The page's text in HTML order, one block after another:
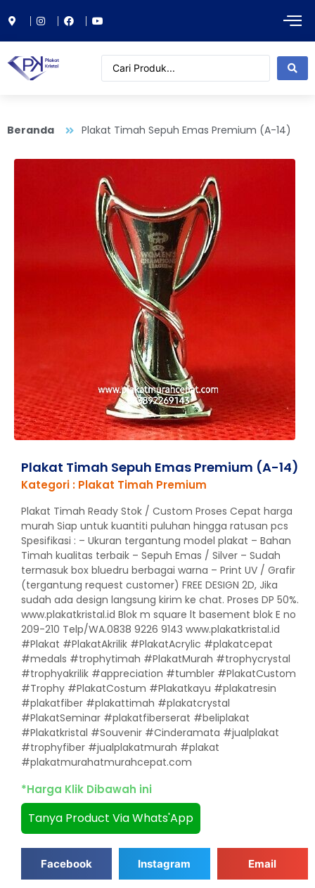
Beranda Plakat Timah Sepuh Emas Premium (A-14)
Plakat Timah Sepuh Emas Premium (A-14)
Kategori : Plakat Timah Premium
Plakat Timah Ready Stok / Custom Proses Cepat harga
murah Siap untuk kuantiti puluhan hingga ratusan pcs
Spesifikasi : – Ukuran tergantung model plakat – Bahan
Timah kualitas terbaik – Sepuh Emas / Silver – Sudah
termasuk box bluedru berbagai warna – Print UV / Grafir
(tergantung request customer) FREE DESIGN 2D, Jika
sudah ada design langsung kirim ke chat. Proses DP 50%.
www.plakatkristal.id Blok m square lt basement blok E no
209-210 Telp/WA.0838 9226 9143 www.plakatkristal.id
#Plakat #PlakatAkrilik #PlakatAcrylic #plakatcepat
#medals #trophytimah #PlakatMurah #trophycrystal
#trophyakrilik #appreciation #tumbler #PlakatCustom
#Trophy #PlakatCostum #Plakatkayu #plakatresin
#plakatfiber #plakattimah #plakatcrystal
#PlakatSeminar #plakatfiberserat #beliplakat
#Plakatkristal #Souvenir #Cinderamata #jualplakat
#trophyfiber #jualplakatmurah #plakat
#plakatmurahatmurahcepat.com
*Harga Klik Dibawah ini
Tanya Product Via Whats'App
Facebook Instagram Email